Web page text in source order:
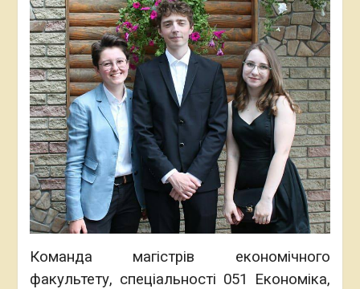
Команда магістрів економічного
факультету, спеціальності 051 Економіка,